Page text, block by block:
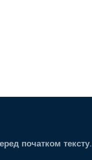
початком тексту.